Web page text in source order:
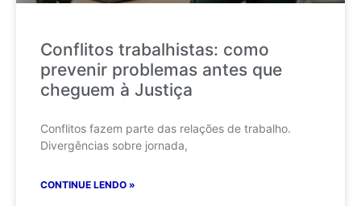
Conflitos trabalhistas: como
prevenir problemas antes que
cheguem à Justiça
Conflitos fazem parte das relações de trabalho.
Divergências sobre jornada,
CONTINUE LENDO »